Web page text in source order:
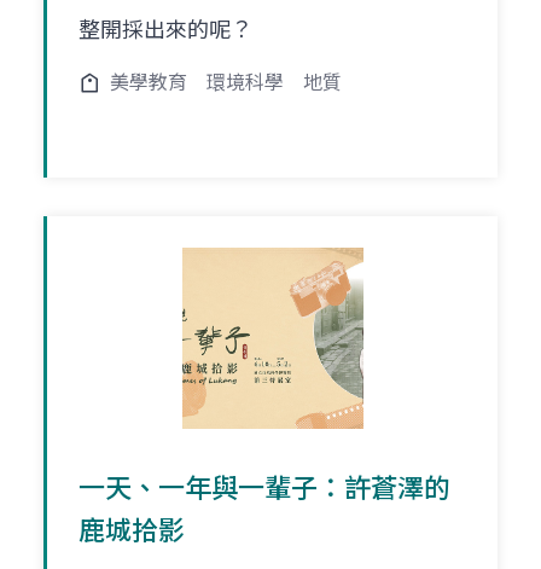
整開採出來的呢？
美學教育 環境科學 地質
一天、一年與一輩子：許蒼澤的
鹿城拾影